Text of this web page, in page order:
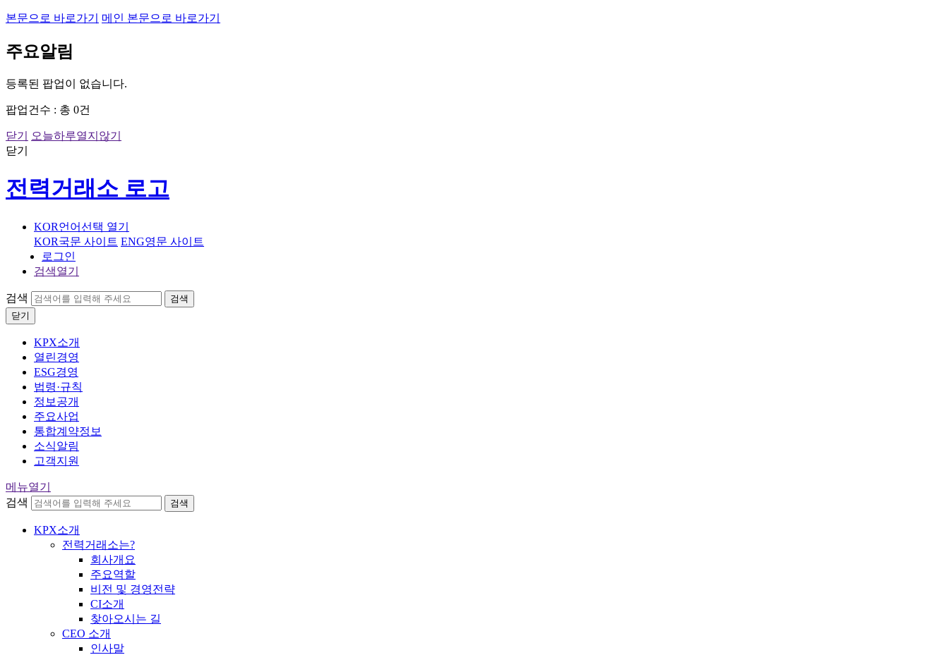
본문으로 바로가기 메인 본문으로 바로가기
주요알림
등록된 팝업이 없습니다.
팝업건수 : 총 0건
닫기
오늘하루열지않기
닫기
전력거래소 로고
KOR언어선택 열기
KOR국문 사이트 ENG영문 사이트
로그인
검색열기
검색
검색
닫기
KPX소개
열린경영
ESG경영
법령·규칙
정보공개
주요사업
통합계약정보
소식알림
고객지원
메뉴열기
검색
검색
KPX소개
전력거래소는?
회사개요
주요역할
비전 및 경영전략
CI소개
찾아오시는 길
CEO 소개
인사말